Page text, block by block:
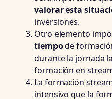
valorar esta
inversiones.
Otro elemento
tiempode
durante la jornada
formación en
La formación
intensivo que la